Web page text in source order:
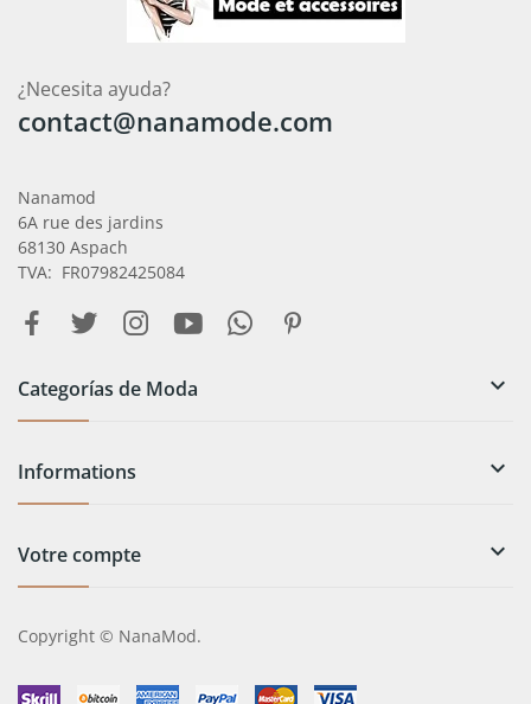
¿Necesita ayuda?
contact@nanamode.com
Nanamod
6A rue des jardins
68130 Aspach
TVA: FR07982425084
Categorías de Moda 
Informations 
Votre compte 
Copyright © NanaMod.